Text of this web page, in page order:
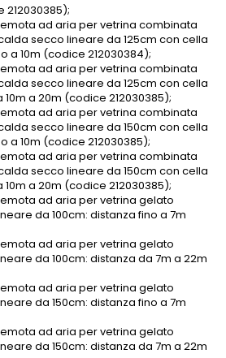
212030385);
ad aria per vetrina combinata
secco lineare da 125cm con cella
a 10m (codice 212030384);
ad aria per vetrina combinata
secco lineare da 125cm con cella
a 20m (codice 212030385);
ad aria per vetrina combinata
secco lineare da 150cm con cella
a 10m (codice 212030385);
ad aria per vetrina combinata
secco lineare da 150cm con cella
a 20m (codice 212030385);
ad aria per vetrina gelato
da 100cm: distanza fino a 7m
ad aria per vetrina gelato
da 100cm: distanza da 7m a 22m
ad aria per vetrina gelato
da 150cm: distanza fino a 7m
ad aria per vetrina gelato
da 150cm: distanza da 7m a 22m